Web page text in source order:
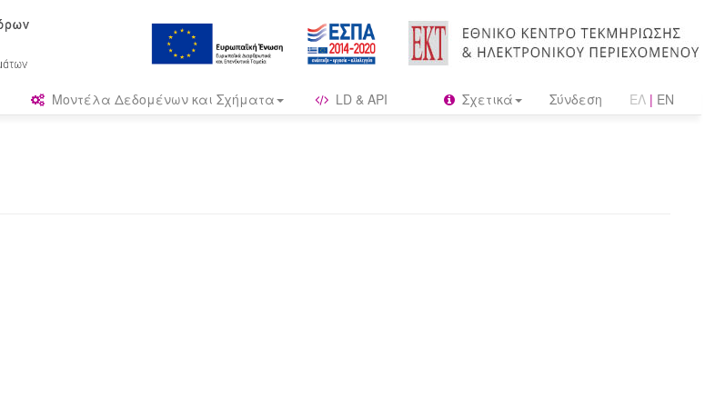
Μοντέλα Δεδομένων και Σχήματα LD & API Σχετικά Σύνδεση ΕΛ | EN